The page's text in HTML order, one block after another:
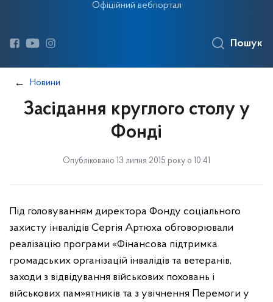
Офіційний вебпортал
Пошук
Новини
Засідання круглого столу у
Фонді
Опубліковано 13 липня 2015 року о 10:41
Під головуванням директора Фонду соціального
захисту інвалідів Сергія Артюха обговорювали
реалізацію програми «Фінансова підтримка
громадських організацій інвалідів та ветеранів,
заходи з відвідування військових поховань і
військових пам»ятників та з увічнення Перемоги у